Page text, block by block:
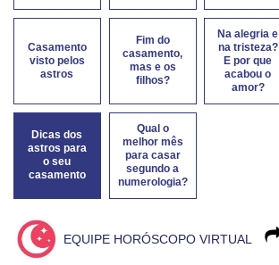
Casamento
visto pelos
astros
Fim do
casamento,
mas e os
filhos?
Na alegria e
na tristeza?
E por que
acabou o
amor?
Dicas dos
astros para
o seu
casamento
Qual o
melhor mês
para casar
segundo a
numerologia?
EQUIPE HORÓSCOPO VIRTUAL